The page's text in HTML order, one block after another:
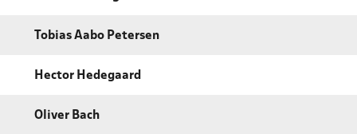
Tobias Aabo Petersen
Hector Hedegaard
Oliver Bach